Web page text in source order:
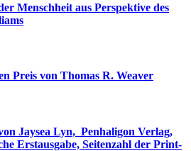
Menschheit aus Perspektive des
Preis von Thomas R. Weaver
Jaysea Lyn, ‎ Penhaligon Verlag,
Erstausgabe, Seitenzahl der Print-